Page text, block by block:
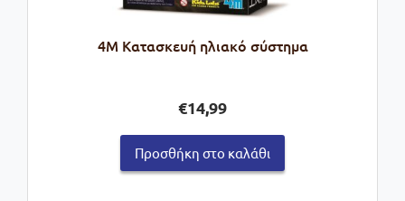
4M Κατασκευή ηλιακό σύστημα
€14,99
Προσθήκη στο καλάθι